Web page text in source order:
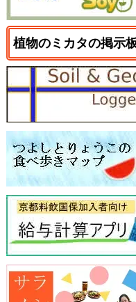
植物のミカタの掲示